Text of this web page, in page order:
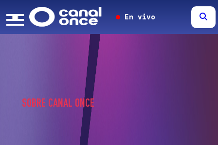
En vivo
SOBRE CANAL ONCE